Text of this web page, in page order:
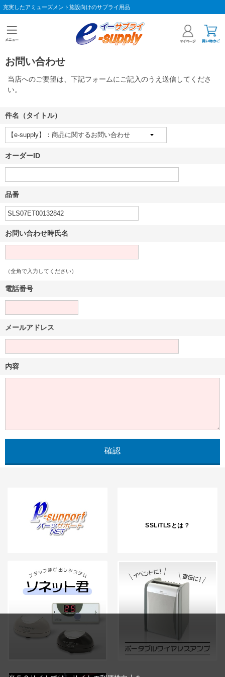
充実したアミューズメント施設向けのサプライ用品
お問い合わせ
当店へのご要望は、下記フォームにご記入のうえ送信してくださ
い。
件名（タイトル）
オーダーID
品番
お問い合わせ時氏名
（全角で入力してください）
電話番号
メールアドレス
内容
SSL/TLSとは？